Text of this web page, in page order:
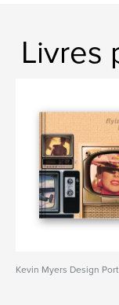
Livres
Kevin Myers Design